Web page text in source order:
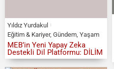
Yıldız Yurdakul
Eğitim & Kariyer, Gündem Yaşam
MEB’in Yeni Yapay Zeka
Destekli Dil Platformu: DİLİM